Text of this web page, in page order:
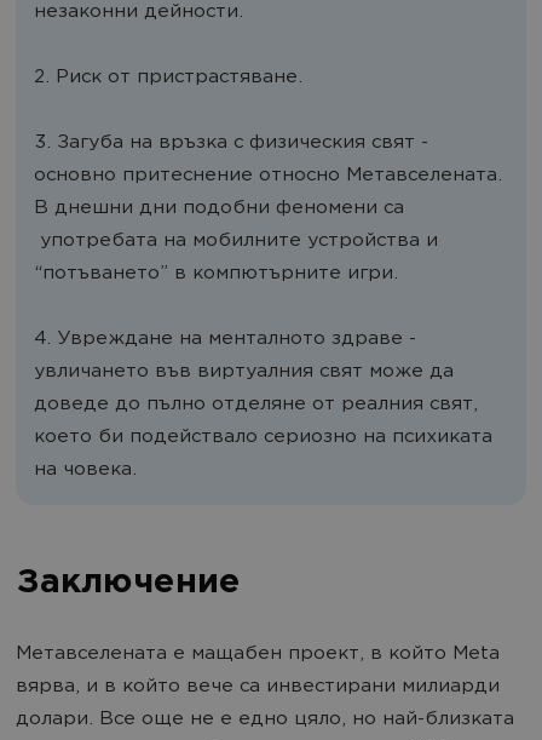
незаконни дейности.
2. Риск от пристрастяване.
3. Загуба на връзка с физическия свят -
основно притеснение относно Метавселената.
В днешни дни подобни феномени са
употребата на мобилните устройства и
“потъването” в компютърните игри.
4. Увреждане на менталното здраве -
увличането във виртуалния свят може да
доведе до пълно отделяне от реалния свят,
което би подействало сериозно на психиката
на човека.
Заключение
Метавселената е мащабен проект, в който Meta
вярва, и в който вече са инвестирани милиарди
долари. Все още не е едно цяло, но най-близката